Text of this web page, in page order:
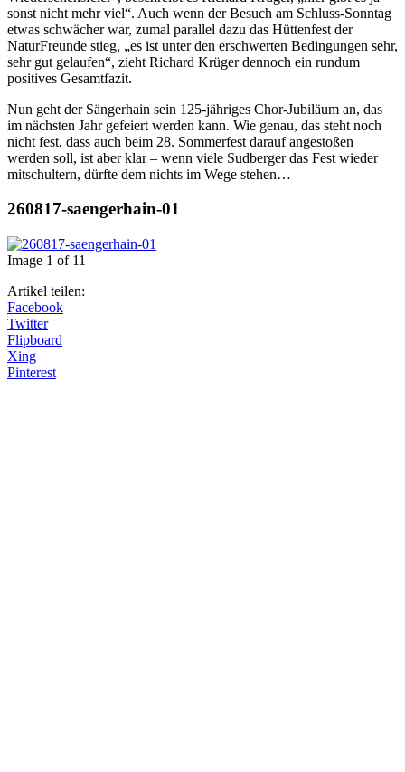
sonst nicht mehr viel“. Auch wenn der Besuch am Schluss-Sonntag
etwas schwächer war, zumal parallel dazu das Hüttenfest der
NaturFreunde stieg, „es ist unter den erschwerten Bedingungen sehr,
sehr gut gelaufen“, zieht Richard Krüger dennoch ein rundum
positives Gesamtfazit.
Nun geht der Sängerhain sein 125-jähriges Chor-Jubiläum an, das
im nächsten Jahr gefeiert werden kann. Wie genau, das steht noch
nicht fest, dass auch beim 28. Sommerfest darauf angestoßen
werden soll, ist aber klar – wenn viele Sudberger das Fest wieder
mitschultern, dürfte dem nichts im Wege stehen…
260817-saengerhain-01
Image 1 of 11
Artikel teilen:
Facebook
Twitter
Flipboard
Xing
Pinterest